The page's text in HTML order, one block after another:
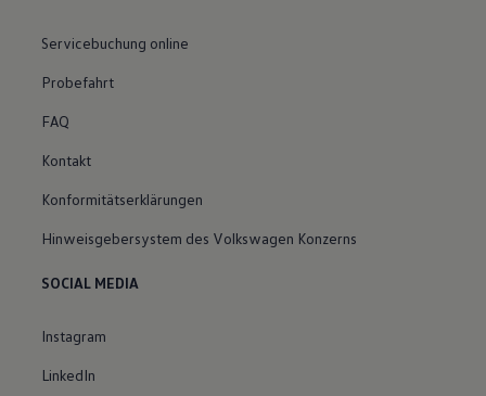
Servicebuchung online
Probefahrt
FAQ
Kontakt
Konformitätserklärungen
Hinweisgebersystem des Volkswagen Konzerns
SOCIAL MEDIA
Instagram
LinkedIn